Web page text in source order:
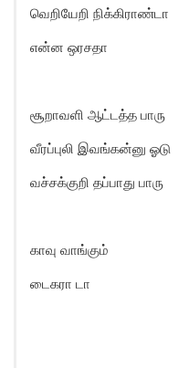
வெறியேறி நிக்கிராண்டா
என்ன ஒரசதா
சூறாவளி ஆட்டத்த பாரு
வீரப்புலி இவங்கன்னு ஓடு
வச்சக்குறி தப்பாது பாரு
காவு வாங்கும்
டைகரா டா